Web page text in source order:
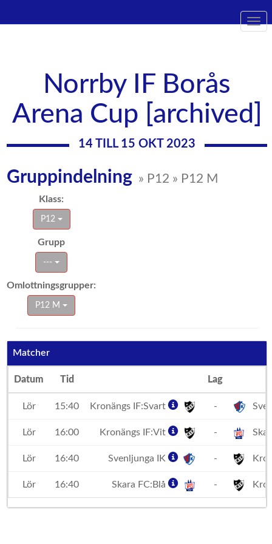
Norrby IF Borås
Arena Cup [archived]
14 TILL 15 OKT 2023
Gruppindelning » P12 » P12 M
Klass:
P12
Grupp
---
Omlottningsgrupper:
P12 M
Matcher
Datum Tid Lag
Lör 15:40 Kronängs IF:Svart -
Lör 16:00 Kronängs IF:Vit -
Lör 16:40 Svenljunga IK -
Lör 16:40 Skara FC:Blå -